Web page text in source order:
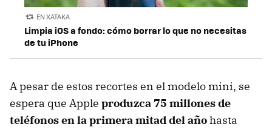
EN XATAKA
Limpia iOS a fondo: cómo borrar lo que no necesitas
de tu iPhone
A pesar de estos recortes en el modelo mini, se
espera que Apple produzca 75 millones de
teléfonos en la primera mitad del añohasta